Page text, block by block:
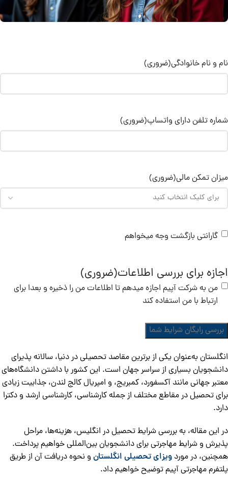
نام و نام خانوادگی(ضروری)
شماره تلفن دارای واتساپ(ضروری)
میزان تمکن مالی(ضروری)
گارانتی بازگشت وجه میخواهم
اجازه برای بررسی اطلاعات(ضروری)
من به شرکت آپیم اجازه میدهم تا اطلاعات من را ذخیره و بعدا برای
ارتباط با من استفاده کند
انگلستان به‌عنوان یکی از برترین مقاصد تحصیلی در دنیا، سالانه پذیرای
دانشجویان بسیاری از سراسر جهان است. این کشور با داشتن دانشگاه‌های
معتبر جهانی مانند آکسفورد، کمبریج، و امپریال کالج لندن، جذابیت زیادی
برای تحصیل در مقاطع مختلف از جمله کارشناسی، کارشناسی ارشد و دکترا
دارد.
در این مقاله، به بررسی شرایط تحصیل در انگلیس، هزینه‌ها، مراحل
پذیرش و شرایط مهاجرتی برای دانشجویان بین‌المللی خواهیم پرداخت.
همچنین، در مورد ویزای تحصیلی انگلستان و نحوه دریافت آن از طریق
پلتفرم مهاجرتی آپیم توضیح خواهیم داد.